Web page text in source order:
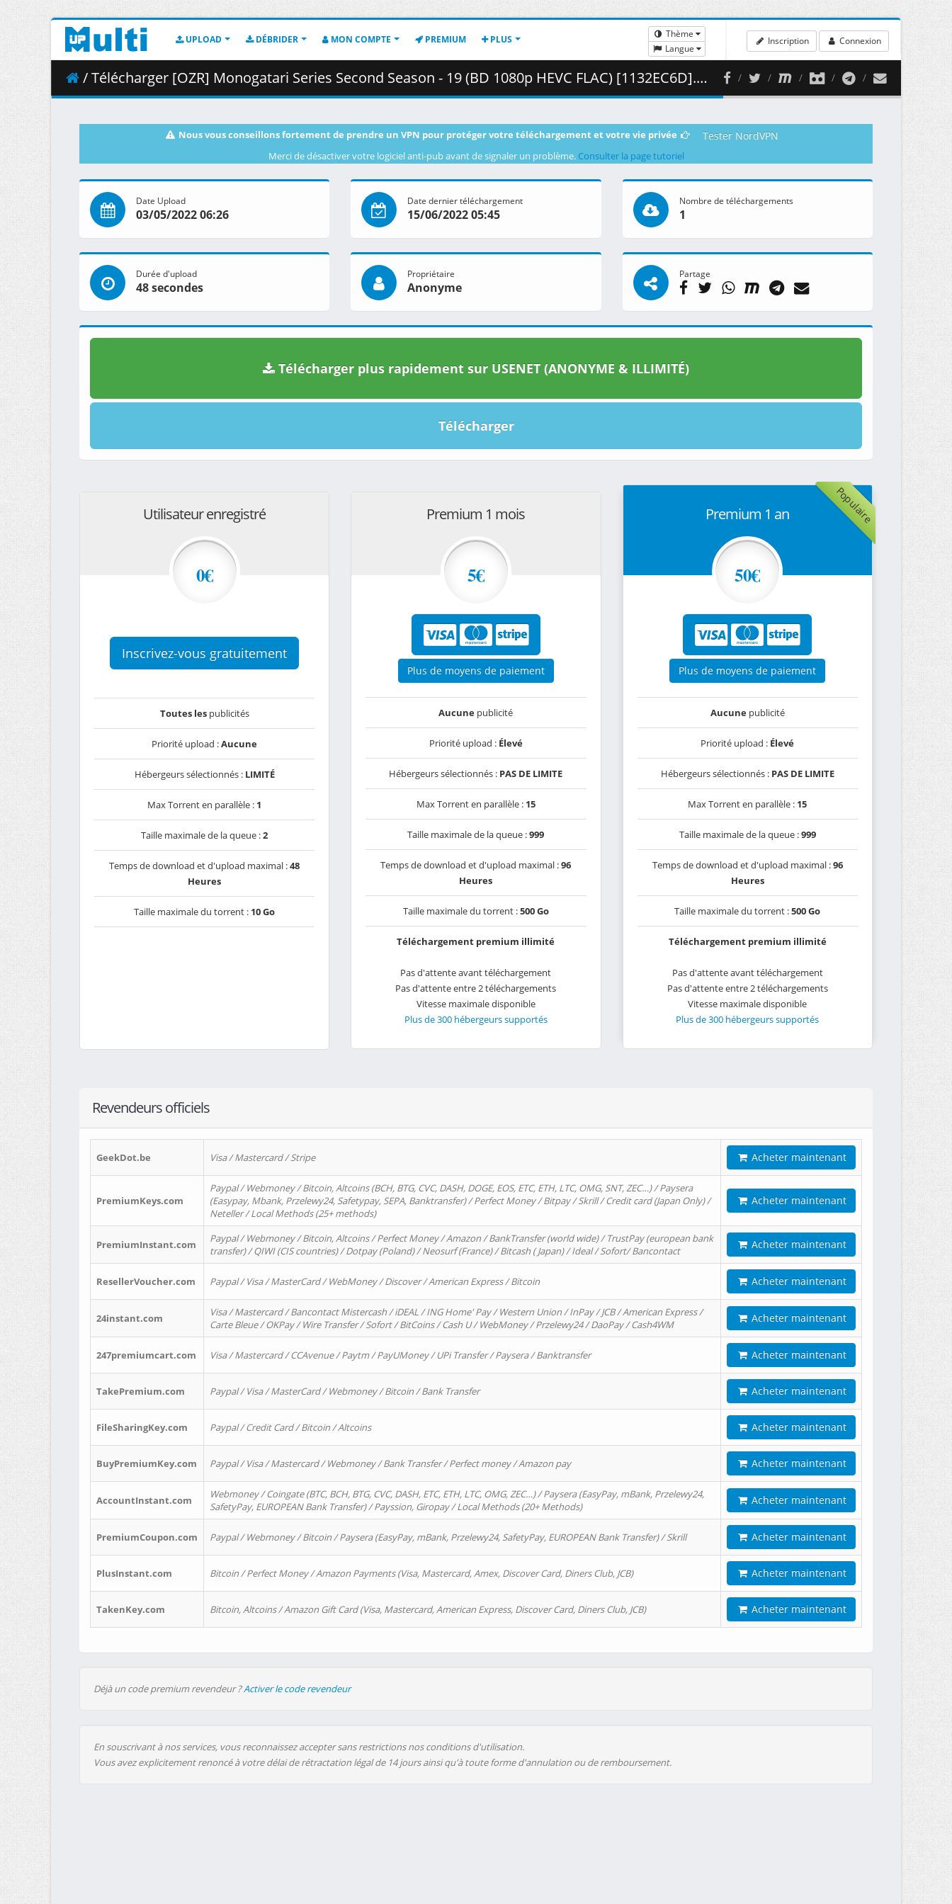
UPLOAD DÉBRIDER MON COMPTE PREMIUM PLUS
Thème
Langue
Inscription Connexion
/ Télécharger [OZR] Monogatari Series Second Season - 19 (BD 1080p HEVC FLAC) [1132EC6D].mkv.003 ( 399.80 MB )
Nous vous conseillons fortement de prendre un VPN pour protéger votre téléchargement et votre vie privée Tester NordVPN
Merci de désactiver votre logiciel anti-pub avant de signaler un problème. Consulter la page tutoriel
Date Upload
03/05/2022 06:26
Date dernier téléchargement
15/06/2022 05:45
Nombre de téléchargements
1
Durée d'upload
48 secondes
Propriétaire
Anonyme
Partage
Télécharger plus rapidement sur USENET (ANONYME & ILLIMITÉ)
Télécharger
Utilisateur enregistré
0€
Inscrivez-vous gratuitement
Toutes lespublicités
Priorité upload :Aucune
Hébergeurs sélectionnés : LIMITÉ
Max Torrent en parallèle : 1
Taille maximale de la queue :2
Temps de download et d'upload maximal :48
Heures
Taille maximale du torrent : 10 Go
Premium 1 mois
5€
Plus de moyens de paiement
Aucune publicité
Priorité upload : Élevé
Hébergeurs sélectionnés : PAS DE LIMITE
Max Torrent en parallèle : 15
Taille maximale de la queue :999
Temps de download et d'upload maximal :96
Heures
Taille maximale du torrent :500 Go
Téléchargement premium illimité
Pas d'attente avant téléchargement
Pas d'attente entre 2 téléchargements
Vitesse maximale disponible
Plus de 300 hébergeurs supportés
Populaire
Premium 1 an
50€
Plus de moyens de paiement
Aucunepublicité
Priorité upload : Élevé
Hébergeurs sélectionnés : PAS DE LIMITE
Max Torrent en parallèle : 15
Taille maximale de la queue :999
Temps de download et d'upload maximal :96
Heures
Taille maximale du torrent :500 Go
Téléchargement premium illimité
Pas d'attente avant téléchargement
Pas d'attente entre 2 téléchargements
Vitesse maximale disponible
Plus de 300 hébergeurs supportés
Revendeurs officiels
GeekDot.be Visa / Mastercard / Stripe Acheter maintenant
PremiumKeys.com
Paypal / Webmoney / Bitcoin, Altcoins (BCH, BTG, CVC, DASH, DOGE, EOS, ETC, ETH, LTC, OMG, SNT, ZEC…) / Paysera
(Easypay, Mbank, Przelewy24, Safetypay, SEPA, Banktransfer) / Perfect Money / Bitpay / Skrill / Credit card (Japan Only) /
Neteller / Local Methods (25+ methods)
Acheter maintenant
PremiumInstant.com
Paypal / Webmoney / Bitcoin, Altcoins / Perfect Money / Amazon / BankTransfer (world wide) / TrustPay (european bank
transfer) / QIWI (CIS countries) / Dotpay (Poland) / Neosurf (France) / Bitcash ( Japan) / Ideal / Sofort/ Bancontact
Acheter maintenant
ResellerVoucher.com Paypal / Visa / MasterCard / WebMoney / Discover / American Express / Bitcoin Acheter maintenant
24instant.com
Visa / Mastercard / Bancontact Mistercash / iDEAL / ING Home' Pay / Western Union / InPay / JCB / American Express /
Carte Bleue / OKPay / Wire Transfer / Sofort / BitCoins / Cash U / WebMoney / Przelewy24 / DaoPay / Cash4WM
Acheter maintenant
247premiumcart.com Visa / Mastercard / CCAvenue / Paytm / PayUMoney / UPi Transfer / Paysera / Banktransfer Acheter maintenant
TakePremium.com Paypal / Visa / MasterCard / Webmoney / Bitcoin / Bank Transfer Acheter maintenant
FileSharingKey.com Paypal / Credit Card / Bitcoin / Altcoins Acheter maintenant
BuyPremiumKey.com Paypal / Visa / Mastercard / Webmoney / Bank Transfer / Perfect money / Amazon pay Acheter maintenant
AccountInstant.com
Webmoney / Coingate (BTC, BCH, BTG, CVC, DASH, ETC, ETH, LTC, OMG, ZEC…) / Paysera (EasyPay, mBank, Przelewy24,
SafetyPay, EUROPEAN Bank Transfer) / Payssion, Giropay / Local Methods (20+ Methods)
Acheter maintenant
PremiumCoupon.com Paypal / Webmoney / Bitcoin / Paysera (EasyPay, mBank, Przelewy24, SafetyPay, EUROPEAN Bank Transfer) / Skrill Acheter maintenant
PlusInstant.com Bitcoin / Perfect Money / Amazon Payments (Visa, Mastercard, Amex, Discover Card, Diners Club, JCB) Acheter maintenant
TakenKey.com Bitcoin, Altcoins / Amazon Gift Card (Visa, Mastercard, American Express, Discover Card, Diners Club, JCB) Acheter maintenant
Déjà un code premium revendeur ?Activer le code revendeur
En souscrivant à nos services, vous reconnaissez accepter sans restrictions nos conditions d'utilisation.
Vous avez explicitement renoncé à votre délai de rétractation légal de 14 jours ainsi qu'à toute forme d'annulation ou de remboursement.